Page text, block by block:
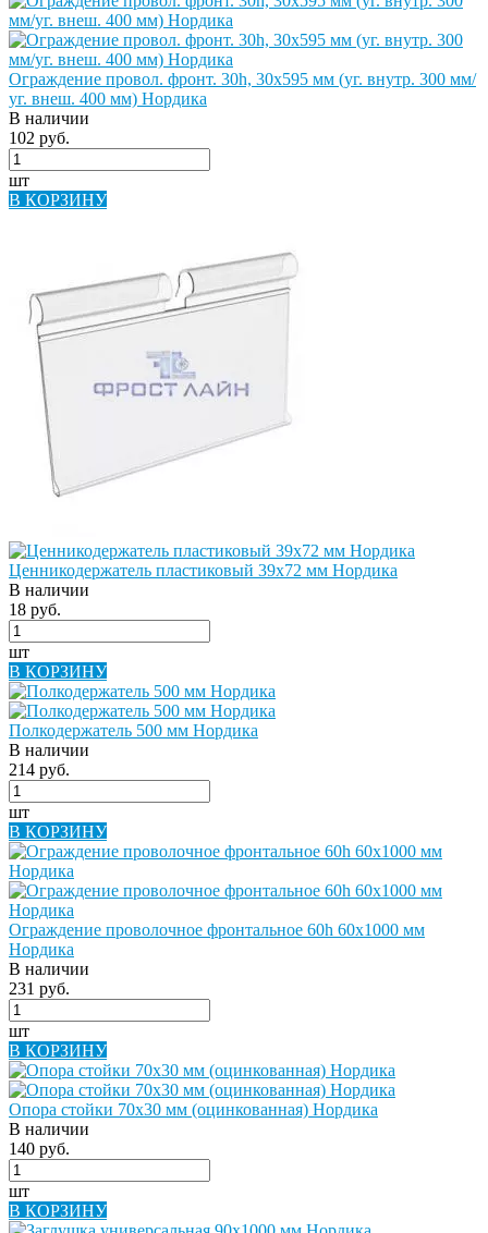
Ограждение провол. фронт. 30h, 30х595 мм (уг. внутр. 300 мм/
уг. внеш. 400 мм) Нордика
В наличии
102 руб.
шт
В КОРЗИНУ
Ценникодержатель пластиковый 39х72 мм Нордика
В наличии
18 руб.
шт
В КОРЗИНУ
Полкодержатель 500 мм Нордика
В наличии
214 руб.
шт
В КОРЗИНУ
Ограждение проволочное фронтальное 60h 60х1000 мм
Нордика
В наличии
231 руб.
шт
В КОРЗИНУ
Опора стойки 70х30 мм (оцинкованная) Нордика
В наличии
140 руб.
шт
В КОРЗИНУ